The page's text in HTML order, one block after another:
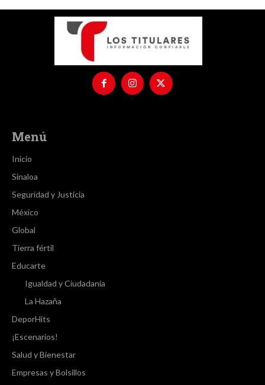
Menú
Inicio
Sinaloa
Seguridad y Justicia
México
Global
Tierra fértil
Educarte
Igualdad y Ciudadanía
La Hazaña
DeporHits
¡Escenarios!
Salud y Bienestar
Empresas y Bolsillos